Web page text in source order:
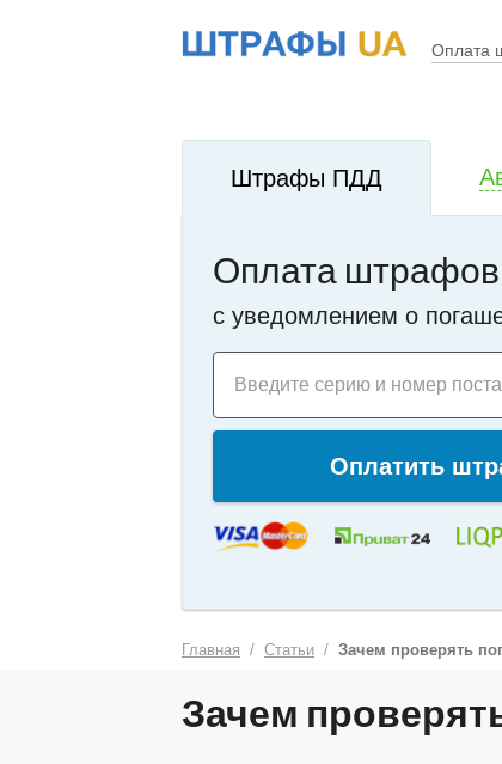
Оплата
Штрафы ПДД
Оплата
c уведомлением о
Введите серию и номер
Оплатить
Главная Статьи Зачем проверять
Зачем